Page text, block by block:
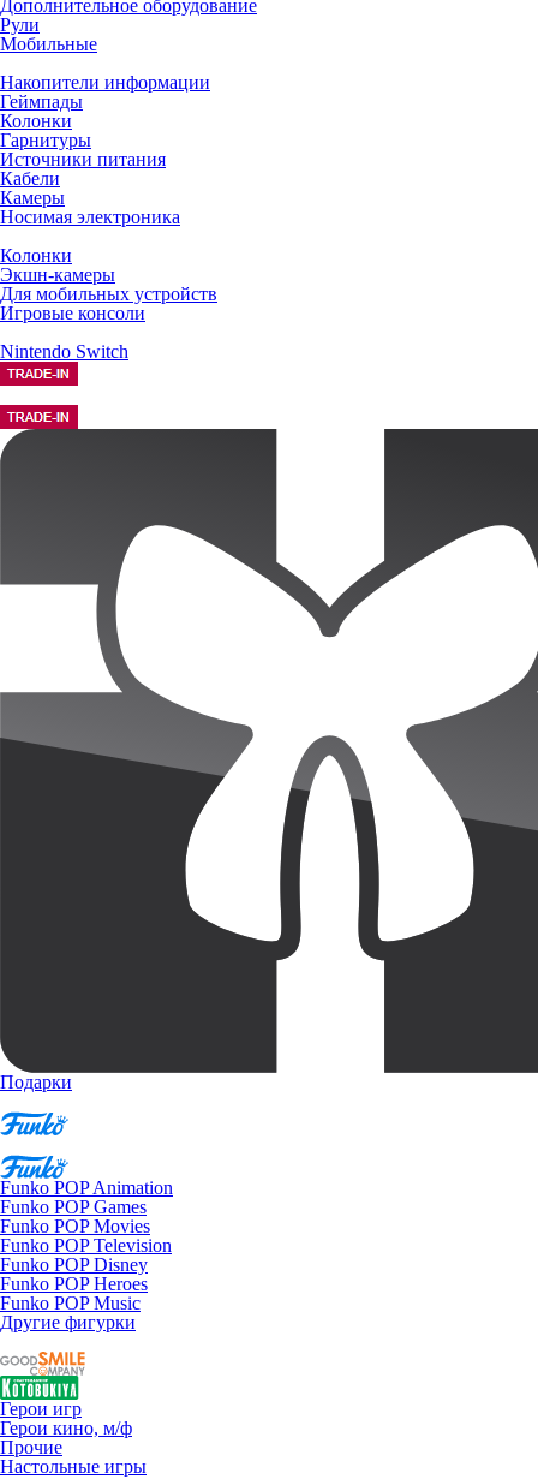
Дополнительное оборудование
Рули
Мобильные
Накопители информации
Геймпады
Колонки
Гарнитуры
Источники питания
Кабели
Камеры
Носимая электроника
Колонки
Экшн-камеры
Для мобильных устройств
Игровые консоли
Nintendo Switch
Подарки
Funko POP Animation
Funko POP Games
Funko POP Movies
Funko POP Television
Funko POP Disney
Funko POP Heroes
Funko POP Music
Другие фигурки
Герои игр
Герои кино, м/ф
Прочие
Настольные игры